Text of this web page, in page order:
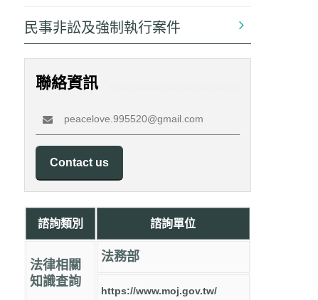
民事非訟及強制執行案件
聯絡資訊
peacelove.995520@gmail.com
Contact us
諮詢類別 諮詢單位
法律相關
知識查詢
法務部
https://www.moj.gov.tw/